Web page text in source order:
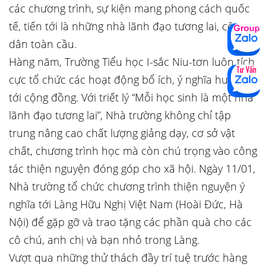
các chương trình, sự kiện mang phong cách quốc
tế, tiến tới là những nhà lãnh đạo tương lai, công
dân toàn cầu.
Hàng năm, Trường Tiểu học I-sắc Niu-tơn luôn tích
cực tổ chức các hoạt động bổ ích, ý nghĩa hướng
tới cộng đồng. Với triết lý “Mỗi học sinh là một nhà
lãnh đạo tương lai”, Nhà trường không chỉ tập
trung nâng cao chất lượng giảng dạy, cơ sở vật
chất, chương trình học mà còn chú trọng vào công
tác thiện nguyện đóng góp cho xã hội. Ngày 11/01,
Nhà trường tổ chức chương trình thiện nguyện ý
nghĩa tới Làng Hữu Nghị Việt Nam (Hoài Đức, Hà
Nội) để gặp gỡ và trao tặng các phần quà cho các
cô chú, anh chị và bạn nhỏ trong Làng.
Vượt qua những thử thách đầy trí tuệ trước hàng